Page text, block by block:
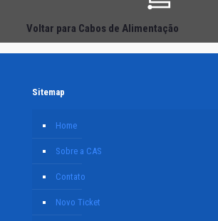
Voltar para Cabos de Alimentação
Sitemap
Home
Sobre a CAS
Contato
Novo Ticket